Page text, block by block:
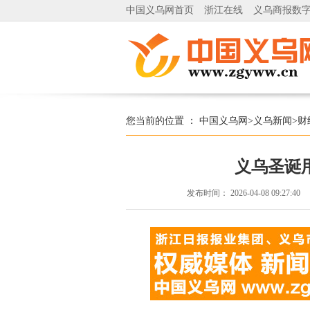
中国义乌网首页 浙江在线 义乌商报数
您当前的位置 ： 中国义乌网 > 义乌新闻>财
义乌圣诞
发布时间： 2026-04-08 09:27:40